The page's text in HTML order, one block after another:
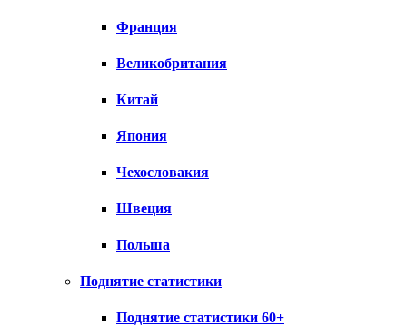
Франция
Великобритания
Китай
Япония
Чехословакия
Швеция
Польша
Поднятие статистики
Поднятие статистики 60+